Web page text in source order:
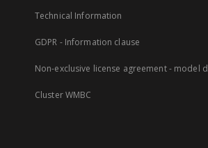
Technical Information
GDPR - Information clause
Non-exclusive license agreement - model
Cluster WMBC